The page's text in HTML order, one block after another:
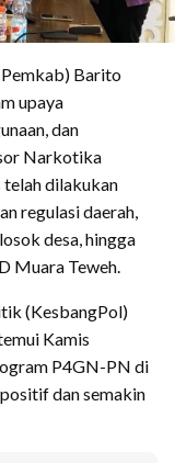
Barito
upaya
dan
Narkotika
dilakukan
regulasi daerah,
desa, hingga
Muara Teweh.
(KesbangPol)
Kamis
P4GN-PN di
dan semakin